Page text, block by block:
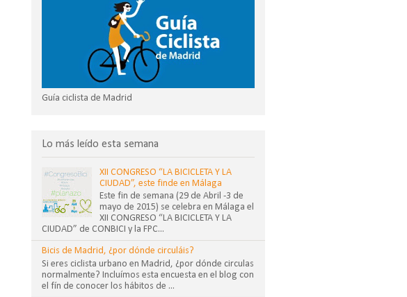
Guía ciclista de Madrid
Lo más leído esta semana
XII CONGRESO “LA BICICLETA Y LA
CIUDAD”, este finde en Málaga
Este fin de semana (29 de Abril -3 de
mayo de 2015) se celebra en Málaga el
XII CONGRESO “LA BICICLETA Y LA
CIUDAD” de CONBICI y la FPC...
Bicis de Madrid, ¿por dónde circuláis?
Si eres ciclista urbano en Madrid, ¿por dónde circulas
normalmente? Incluímos esta encuesta en el blog con
el fín de conocer los hábitos de ...